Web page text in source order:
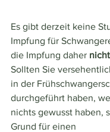
Es gibt derzeit keine
Impfung für
die Impfung daher
Sollten Sie
in der
durchgeführt haben,
nichts gewusst haben,
Grund für einen